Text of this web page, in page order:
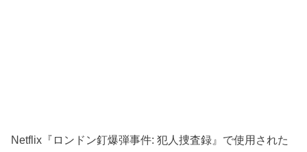
Netflix『ロンドン釘爆弾事件: 犯人捜査録』で使用された